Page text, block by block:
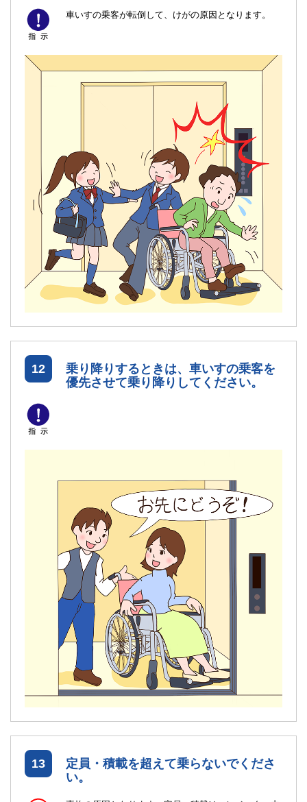
車いすの乗客が転倒して、けがの原因となります。
12
乗り降りするときは、車いすの乗客を
優先させて乗り降りしてください。
13
定員・積載を超えて乗らないでくださ
い。